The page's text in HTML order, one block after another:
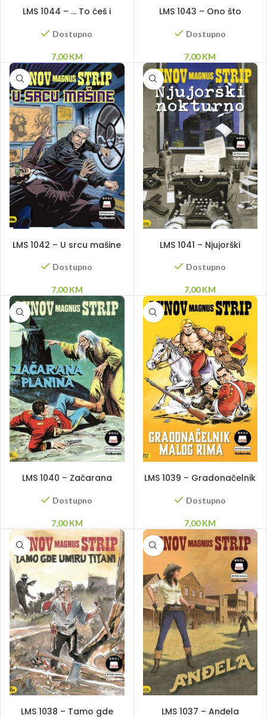
LMS 1044 – … To ćeš i
Dostupno
7,00KM
LMS 1043 – Ono što
Dostupno
7,00KM
LMS 1042 – U srcu mašine
Dostupno
7,00KM
LMS 1041 – Njujorški
Dostupno
7,00KM
LMS 1040 – Začarana
Dostupno
7,00KM
LMS 1039 – Gradonačelnik
Dostupno
7,00KM
LMS 1038 – Tamo gde
LMS 1037 – Anđela